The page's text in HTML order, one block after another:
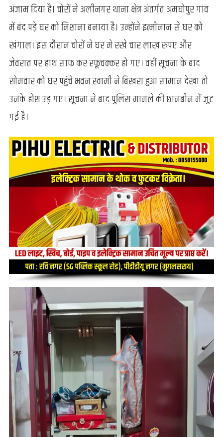
चोरों
की
पेट्रोलिंग
सलामी,
बंद
घर
अंजाम दिया है। चोरों ने अलीनगर थाना क्षेत्र अंतर्गत अमघोपुर गांव
में बंद पड़े घर को निशाना बनाया है। उन्होंने इत्मीनान से घर को
खंगाल। इस दौरान चोरों ने घर मे रखे चार लाख रुपए और
जेवरात पर हाथ साफ कर रफूचक्कर हो गए। वहीं सूचना के बाद
सोमवार को घर पहुंचे भवन स्वामी ने बिखरा हुआ सामान देखा तो
उनके होश उड़ गए। सूचना ने बाद पुलिस मामले की छानबीन में जुट
गई है।